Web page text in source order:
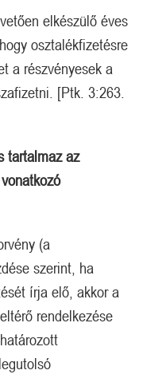
elkészülő éves
osztalékfizetésre
a részvényesek a
[Ptk. 3:263.
tartalmaz az
(a
szerint, ha
írja elő, akkor a
rendelkezése